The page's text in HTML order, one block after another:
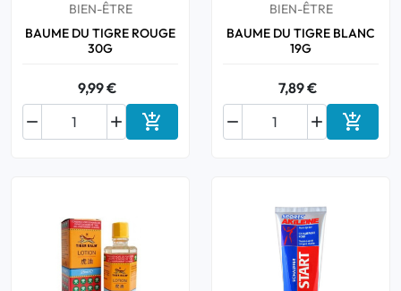
BIEN-ÊTRE
BAUME DU TIGRE ROUGE
30G
9,99 €

 Ajouter au panier
BIEN-ÊTRE
BAUME DU TIGRE BLANC
19G
7,89 €

 